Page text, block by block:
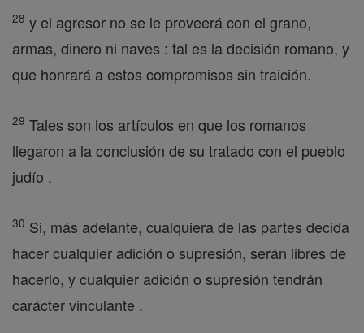
28 y el agresor no se le proveerá con el grano,
armas, dinero ni naves : tal es la decisión romano, y
que honrará a estos compromisos sin traición.
29 Tales son los artículos en que los romanos
llegaron a la conclusión de su tratado con el pueblo
judío .
30 Si, más adelante, cualquiera de las partes decida
hacer cualquier adición o supresión, serán libres de
hacerlo, y cualquier adición o supresión tendrán
carácter vinculante .